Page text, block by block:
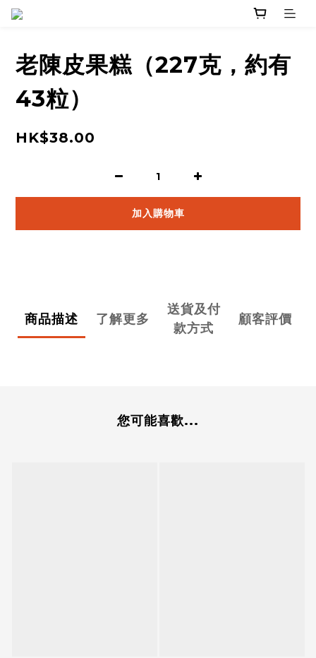
老陳皮果糕（227克，約有
43粒）
HK$38.00
加入購物車
商品描述 了解更多
送貨及付
款方式
顧客評價
您可能喜歡...